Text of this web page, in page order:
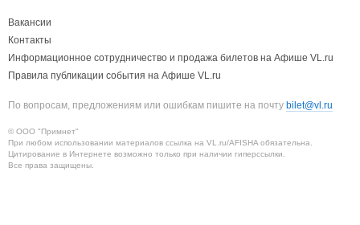
Вакансии
Контакты
Информационное сотрудничество и продажа билетов на Афише VL.ru
Правила публикации события на Афише VL.ru
По вопросам, предложениям или ошибкам пишите на почту bilet@vl.ru
© ООО "Примнет"
При любом использовании материалов ссылка на VL.ru/AFISHA обязательна.
Цитирование в Интернете возможно только при наличии гиперссылки.
Все права защищены.